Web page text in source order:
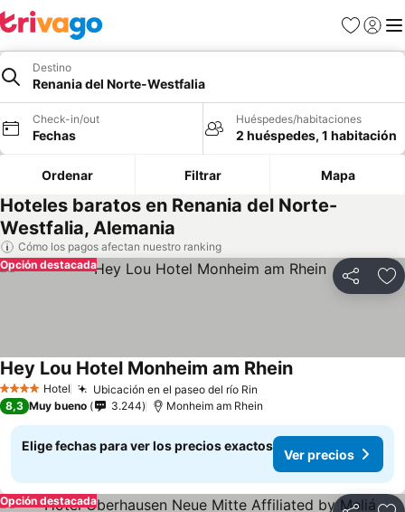
Favoritos
Iniciar
Destino
Renania del Norte-Westfalia
Check-in/out
Fechas
Huéspedes/habitaciones
2 huéspedes, 1 habitación
Ordenar Filtrar Mapa
Hoteles baratos en Renania del Norte-
Westfalia, Alemania
Cómo los pagos afectan nuestro ranking
Compartir
Opción destacada
4 EstrellasHotel Ubicación en el paseo del río Rin
Hey Lou Hotel Monheim am RheinVer precios
8,3 Muy bueno 3.244 Monheim am Rhein
Elige fechas para ver los precios exactos
Ver precios
Opción destacada